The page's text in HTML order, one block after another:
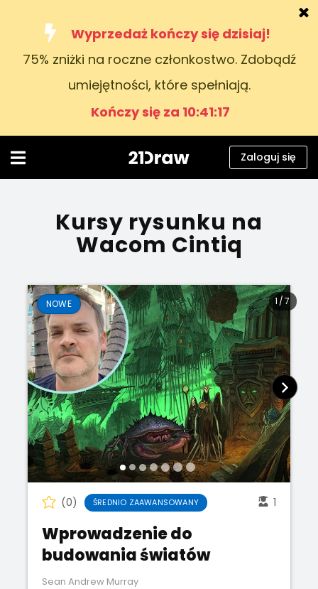
Wyprzedaż kończy się dzisiaj!
75% zniżki na roczne członkostwo. Zdobądź
umiejętności, które spełniają.
Kończy się za 10:41:15
Kursy
O nas
Zaloguj się
Polski
Zaloguj się
Kursy rysunku na
Wacom Cintiq
NOWE
(0) ŚREDNIO ZAAWANSOWANY 1
Wprowadzenie do
budowania światów
Sean Andrew Murray
1 /7